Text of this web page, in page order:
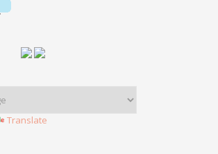
Translate